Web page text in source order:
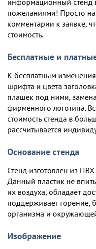
информационный стенд
пожеланиями! Просто
комментарии к заявке,
стоимость.
Бесплатные и
К бесплатным
шрифта и цвета
плашек под ними,
фирменного логотипа.
стоимость стенда в
рассчитывается
Основание стенда
Стенд изготовлен из
Данный пластик не
их воздуха, обладает
поддерживает горение,
организма и
Изображение